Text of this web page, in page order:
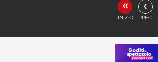
«
INIZIO
‹
PREC.